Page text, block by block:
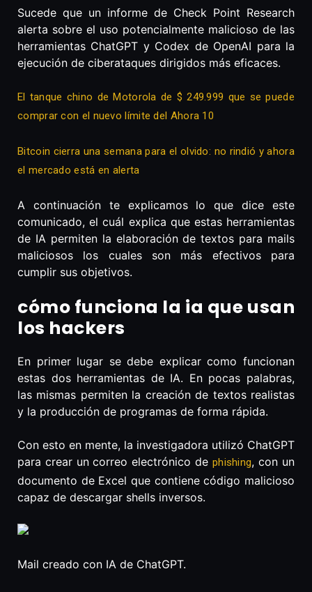
Sucede que un informe de Check Point Research
alerta sobre el uso potencialmente malicioso de las
herramientas ChatGPT y Codex de OpenAI para la
ejecución de ciberataques dirigidos más eficaces.
El tanque chino de Motorola de $ 249.999 que se puede
comprar con el nuevo límite del Ahora 10
Bitcoin cierra una semana para el olvido: no rindió y ahora
el mercado está en alerta
A continuación te explicamos lo que dice este
comunicado, el cuál explica que estas herramientas
de IA permiten la elaboración de textos para mails
maliciosos los cuales son más efectivos para
cumplir sus objetivos.
cómo funciona la ia que usan
los hackers
En primer lugar se debe explicar como funcionan
estas dos herramientas de IA. En pocas palabras,
las mismas permiten la creación de textos realistas
y la producción de programas de forma rápida.
Con esto en mente, la investigadora utilizó ChatGPT
para crear un correo electrónico de phishing, con un
documento de Excel que contiene código malicioso
capaz de descargar shells inversos.
Mail creado con IA de ChatGPT.